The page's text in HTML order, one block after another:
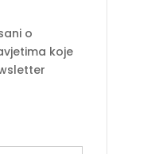
o
koje